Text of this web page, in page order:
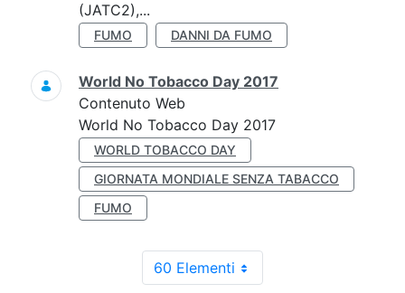
(JATC2),...
FUMO DANNI DA FUMO
World No Tobacco Day 2017
Contenuto Web
World No Tobacco Day 2017
WORLD TOBACCO DAY
GIORNATA MONDIALE SENZA TABACCO
FUMO
60 Elementi